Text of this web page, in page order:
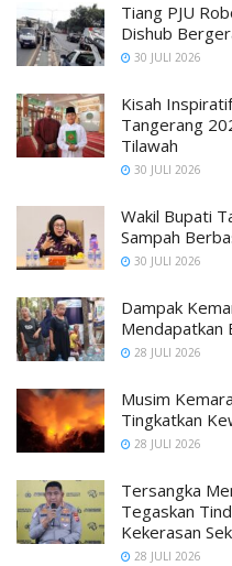
Tiang PJU
Dishub
30 JULI 2026
Kisah
Tangerang
Tilawah
30 JULI 2026
Wakil Bupati
Sampah
30 JULI 2026
Dampak
Mendapatkan
28 JULI 2026
Musim
Tingkatkan
28 JULI 2026
Tersangka
Tegaskan
Kekerasan
28 JULI 2026